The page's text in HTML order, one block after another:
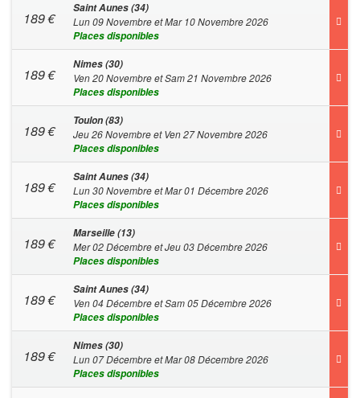
189€
Saint Aunes (34)
Lun 09 Novembre et Mar 10 Novembre 2026
Places disponibles
189€
Nimes (30)
Ven 20 Novembre et Sam 21 Novembre 2026
Places disponibles
189€
Toulon (83)
Jeu 26 Novembre et Ven 27 Novembre 2026
Places disponibles
189€
Saint Aunes (34)
Lun 30 Novembre et Mar 01 Décembre 2026
Places disponibles
189€
Marseille (13)
Mer 02 Décembre et Jeu 03 Décembre 2026
Places disponibles
189€
Saint Aunes (34)
Ven 04 Décembre et Sam 05 Décembre 2026
Places disponibles
189€
Nimes (30)
Lun 07 Décembre et Mar 08 Décembre 2026
Places disponibles